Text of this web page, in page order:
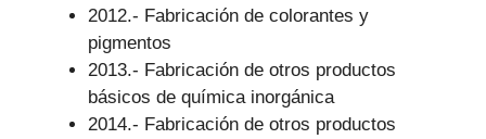
2012.- Fabricación de colorantes y
pigmentos
2013.- Fabricación de otros productos
básicos de química inorgánica
2014.- Fabricación de otros productos